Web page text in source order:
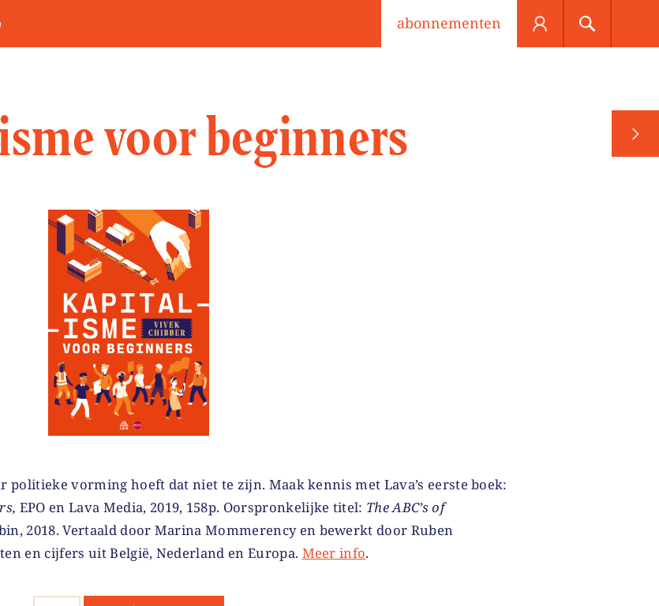
abonnementen
voor beginners
vorming hoeft dat niet te zijn. Maak kennis met Lava’s eerste boek:
EPO en Lava Media, 2019, 158p. Oorspronkelijke titel: The ABC’s of
2018. Vertaald door Marina Mommerency en bewerkt door Ruben
en cijfers uit België, Nederland en Europa. Meer info.